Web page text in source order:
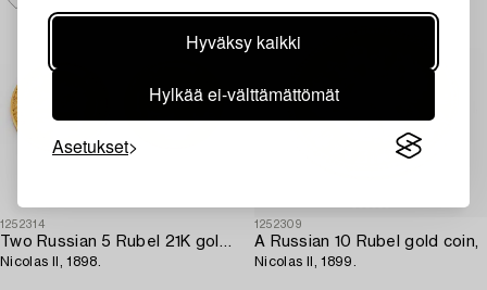
Hyväksy kaikki
Hylkää ei-välttämättömät
Asetukset
1252314
Two Russian 5 Rubel 21K gold coins,
Nicolas II, 1898.
1252309
A Russian 10 Rubel gold coin,
Nicolas II, 1899.